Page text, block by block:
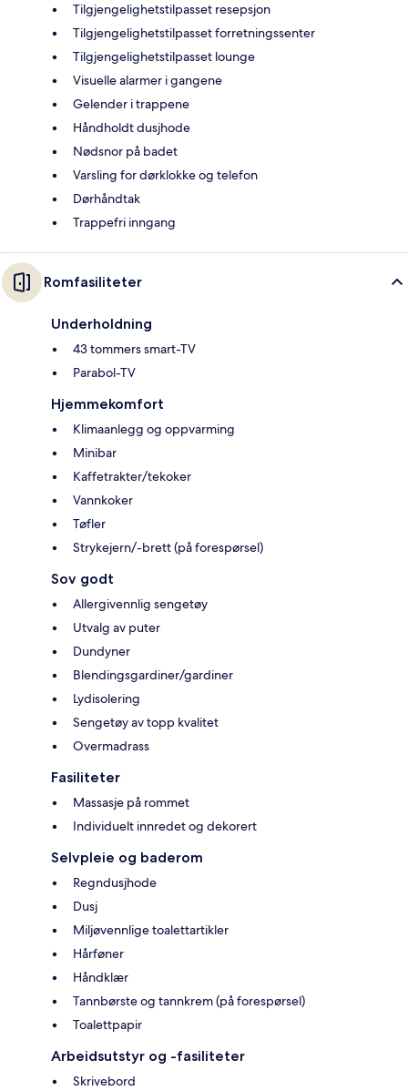
Tilgjengelighetstilpasset resepsjon
Tilgjengelighetstilpasset forretningssenter
Tilgjengelighetstilpasset lounge
Visuelle alarmer i gangene
Gelender i trappene
Håndholdt dusjhode
Nødsnor på badet
Varsling for dørklokke og telefon
Dørhåndtak
Trappefri inngang
Romfasiliteter
Underholdning
43 tommers smart-TV
Parabol-TV
Hjemmekomfort
Klimaanlegg og oppvarming
Minibar
Kaffetrakter/tekoker
Vannkoker
Tøfler
Strykejern/-brett (på forespørsel)
Sov godt
Allergivennlig sengetøy
Utvalg av puter
Dundyner
Blendingsgardiner/gardiner
Lydisolering
Sengetøy av topp kvalitet
Overmadrass
Fasiliteter
Massasje på rommet
Individuelt innredet og dekorert
Selvpleie og baderom
Regndusjhode
Dusj
Miljøvennlige toalettartikler
Hårføner
Håndklær
Tannbørste og tannkrem (på forespørsel)
Toalettpapir
Arbeidsutstyr og -fasiliteter
Skrivebord